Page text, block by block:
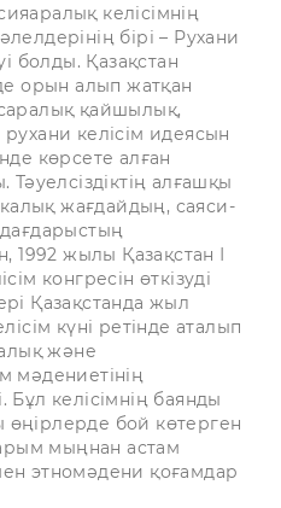
келісімнің
бірі – Рухани
болды. Қазақстан
орын алып жатқан
қайшылық,
келісім идеясын
көрсете алған
алғашқы
жағдайдың, саяси-
1992 жылы Қазақстан І
конгресін өткізуді
Қазақстанда жыл
күні ретінде аталып
және
мәдениетінің
Бұл келісімнің баянды
бой көтерген
мыңнан астам
этномәдени қоғамдар